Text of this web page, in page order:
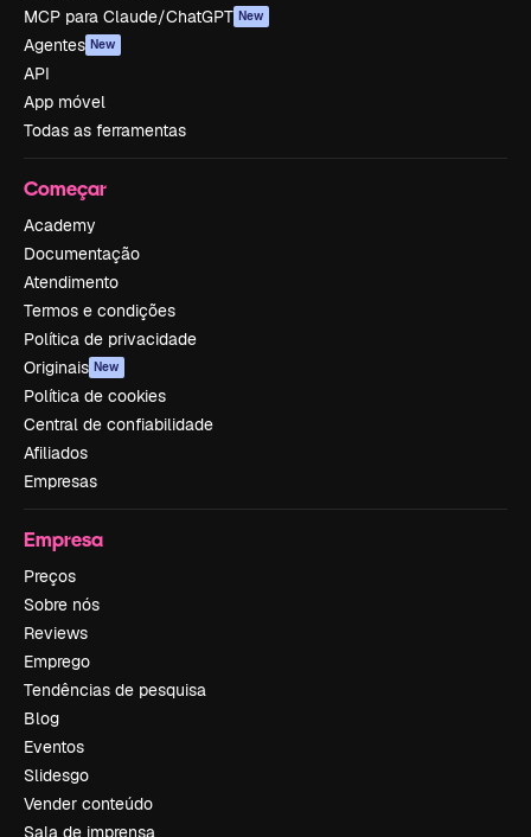
MCP para Claude/ChatGPT New
Agentes New
API
App móvel
Todas as ferramentas
Começar
Academy
Documentação
Atendimento
Termos e condições
Política de privacidade
Originais New
Política de cookies
Central de confiabilidade
Afiliados
Empresas
Empresa
Preços
Sobre nós
Reviews
Emprego
Tendências de pesquisa
Blog
Eventos
Slidesgo
Vender conteúdo
Sala de imprensa